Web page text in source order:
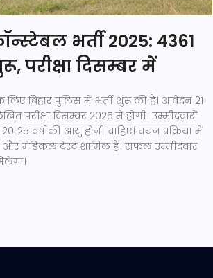
भर्ती 2025: 4361
दिसम्बर में
लिए बिहार पुलिस में भर्ती शुरू की है। आवेदन 21
दिसम्बर 2025 में होगी। उम्मीदवारों
वर्ष की आयु होनी चाहिए। चयन प्रक्रिया में
और मेडिकल टेस्ट शामिल हैं। सफल उम्मीदवार